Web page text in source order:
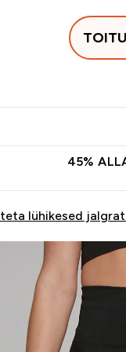
45%
lühikesed